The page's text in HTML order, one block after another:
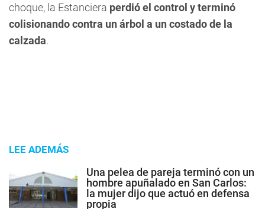
choque, la Estanciera perdió el control y terminó
colisionando contra un árbol a un costado de la
calzada.
LEE ADEMÁS
Una pelea de pareja terminó con un
hombre apuñalado en San Carlos:
la mujer dijo que actuó en defensa
propia